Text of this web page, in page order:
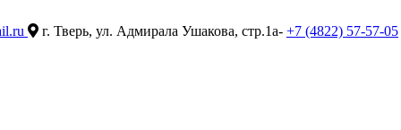
г. Тверь, ул. Адмирала Ушакова, стр.1а- +7 (4822) 57-57-05